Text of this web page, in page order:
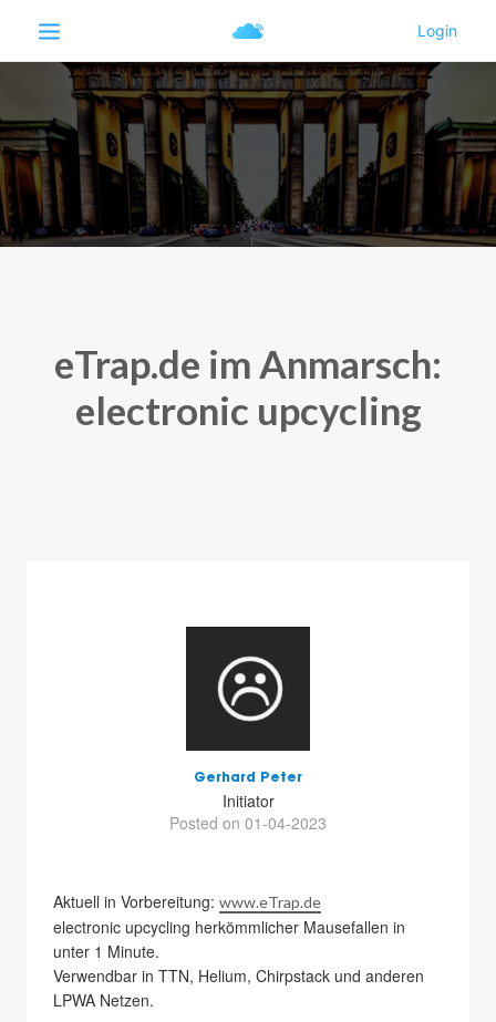
eTrap.de im Anmarsch:
electronic upcycling
Gerhard Peter
Initiator
Posted on 01-04-2023
Aktuell in Vorbereitung:www.eTrap.de
electronic upcycling herkömmlicher Mausefallen in
unter 1 Minute.
Verwendbar in TTN, Helium, Chirpstack und anderen
LPWA Netzen.